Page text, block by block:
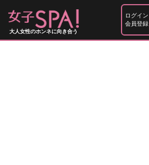
大人女性のホンネに向き合う
ログイン
会員登録